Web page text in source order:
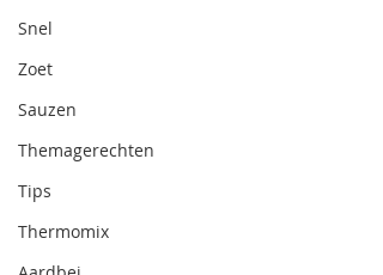
Snel
Zoet
Sauzen
Themagerechten
Tips
Thermomix